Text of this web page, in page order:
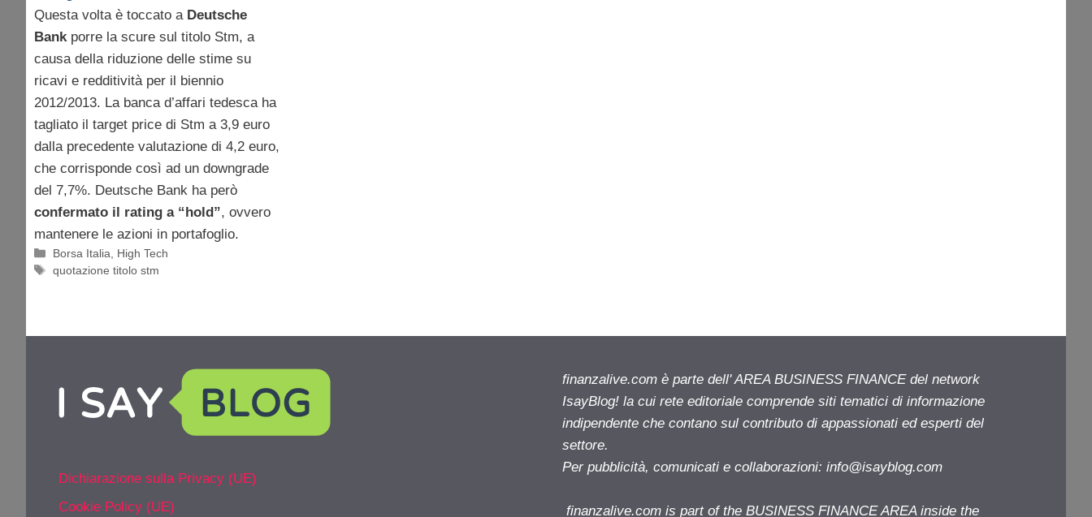
Questa volta è toccato a Deutsche
Bank porre la scure sul titolo Stm, a
causa della riduzione delle stime su
ricavi e redditività per il biennio
2012/2013. La banca d’affari tedesca ha
tagliato il target price di Stm a 3,9 euro
dalla precedente valutazione di 4,2 euro,
che corrisponde così ad un downgrade
del 7,7%. Deutsche Bank ha però
confermato il rating a “hold”, ovvero
mantenere le azioni in portafoglio.
Categorie
Borsa Italia
High Tech
Tag
quotazione titolo stm
Dichiarazione sulla Privacy (UE)
Cookie Policy (UE)
finanzalive.com è parte dell' AREA BUSINESS FINANCE del network
IsayBlog! la cui rete editoriale comprende siti tematici di informazione
indipendente che contano sul contributo di appassionati ed esperti del
settore.
Per pubblicità, comunicati e collaborazioni: info@isayblog.com
finanzalive.com is part of the BUSINESS FINANCE AREA inside the